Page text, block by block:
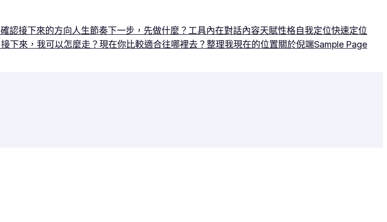
確認接下來的方向人生節奏下一步，先做什麼？ 工具內在對話內容天賦性格自我定位快速定位
接下來，我可以怎麼走？現在你比較適合往哪裡去？ 整理我現在的位置關於倪端Sample Page